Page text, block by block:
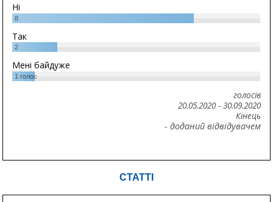
Ні
8
Так
2
Мені байдуже
1 голос
голосів
20.05.2020- 30.09.2020
Кінець
- доданий відвідувачем
СТАТТІ